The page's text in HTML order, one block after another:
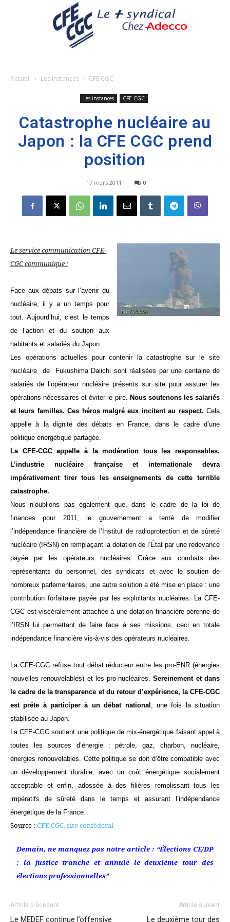
Accueil Les instances CFE CGC
Les instances CFE CGC
Catastrophe nucléaire au
Japon : la CFE CGC prend
position
17 mars 2011 0
Le service communication CFE-
CGC communique :
Face aux débats sur l’avenir du
nucléaire, il y a un temps pour
tout. Aujourd’hui, c’est le temps
de l’action et du soutien aux
habitants et salariés du Japon.
Les opérations actuelles pour contenir la catastrophe sur le site
nucléaire de
Fukushima Daiichi sont réalisées par une centaine de
salariés de l’opérateur nucléaire présents sur site pour assurer les
opérations nécessaires et éviter le pire. Nous soutenons les salariés
et leurs familles. Ces héros malgré eux incitent au respect. Cela
appelle à la dignité des débats en France, dans le cadre d’une
politique énergétique partagée.
La CFE-CGC appelle à la modération tous les responsables.
L’industrie nucléaire française et internationale devra
impérativement tirer tous les enseignements de cette terrible
catastrophe.
Nous n’oublions pas également que,dans le cadre de la loi de
finances pour 2011,
le gouvernement a tenté de modifier
l’indépendance financière de l’Institut de radioprotection et de sûreté
nucléaire (IRSN) en remplaçant la dotation de l’État par une redevance
payée par les opérateurs nucléaires. Grâce aux combats des
représentants du personnel, des syndicats et avec le soutien de
nombreux parlementaires, une autre solution a été mise en place : une
contribution forfaitaire payée par les exploitants nucléaires. La CFE-
CGC est viscéralement attachée à une dotation financière pérenne de
l’IRSN lui permettant de faire face à ses missions, ceci en totale
indépendance financière vis-à-vis des opérateurs nucléaires.
La CFE-CGC refuse tout débat réducteur entre les pro-ENR (énergies
nouvelles renouvelables) et les pro-nucléaires.Sereinement et dans
le cadre de la transparence et du retour d’expérience, la CFE-CGC
est prête à participer à un débat national , une fois la situation
stabilisée au Japon.
La CFE-CGC soutient une politique de mix-énergétique faisant appel à
toutes les sources d’énergie : pétrole, gaz, charbon, nucléaire,
énergies renouvelables. Cette politique se doit d’être compatible avec
un développement durable, avec un coût énergétique socialement
acceptable et enfin, adossée à des filières remplissant tous les
impératifs de sûreté dans le temps et assurant l’indépendance
énergétique de la France.
Source : CFE CGC, site confédéral
Demain, ne manquez pas notre article : “Élections CE/DP
: la justice tranche et annule le deuxième tour des
élections professionnelles”
Article précédent
Le MEDEF continue l’offensive
Article suivant
Le deuxième tour des